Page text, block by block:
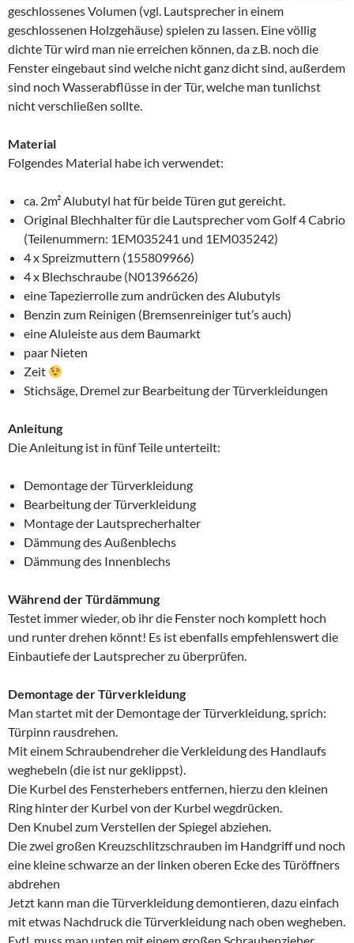
geschlossenes Volumen (vgl. Lautsprecher in einem
geschlossenen Holzgehäuse) spielen zu lassen. Eine völlig
dichte Tür wird man nie erreichen können, da z.B. noch die
Fenster eingebaut sind welche nicht ganz dicht sind, außerdem
sind noch Wasserabflüsse in der Tür, welche man tunlichst
nicht verschließen sollte.
Material
Folgendes Material habe ich verwendet:
ca. 2m² Alubutyl hat für beide Türen gut gereicht.
Original Blechhalter für die Lautsprecher vom Golf 4 Cabrio
(Teilenummern: 1EM035241 und 1EM035242)
4 x Spreizmuttern (155809966)
4 x Blechschraube (N01396626)
eine Tapezierrolle zum andrücken des Alubutyls
Benzin zum Reinigen (Bremsenreiniger tut’s auch)
eine Aluleiste aus dem Baumarkt
paar Nieten
Zeit
Stichsäge, Dremel zur Bearbeitung der Türverkleidungen
Anleitung
Die Anleitung ist in fünf Teile unterteilt:
Demontage der Türverkleidung
Bearbeitung der Türverkleidung
Montage der Lautsprecherhalter
Dämmung des Außenblechs
Dämmung des Innenblechs
Während der Türdämmung
Testet immer wieder, ob ihr die Fenster noch komplett hoch
und runter drehen könnt! Es ist ebenfalls empfehlenswert die
Einbautiefe der Lautsprecher zu überprüfen.
Demontage der Türverkleidung
Man startet mit der Demontage der Türverkleidung, sprich:
Türpinn rausdrehen.
Mit einem Schraubendreher die Verkleidung des Handlaufs
weghebeln (die ist nur geklippst).
Die Kurbel des Fensterhebers entfernen, hierzu den kleinen
Ring hinter der Kurbel von der Kurbel wegdrücken.
Den Knubel zum Verstellen der Spiegel abziehen.
Die zwei großen Kreuzschlitzschrauben im Handgriff und noch
eine kleine schwarze an der linken oberen Ecke des Türöffners
abdrehen
Jetzt kann man die Türverkleidung demontieren, dazu einfach
mit etwas Nachdruck die Türverkleidung nach oben wegheben.